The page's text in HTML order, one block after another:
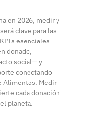
en 2026, medir y
clave para las
esenciales
donado,
social— y
conectando
Alimentos. Medir
cada donación
planeta.